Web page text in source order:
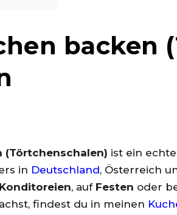
backen
(Törtchenschalen) ist ein
in Deutschland, Österreich
Konditoreien, auf Festen oder
findest du in meinen